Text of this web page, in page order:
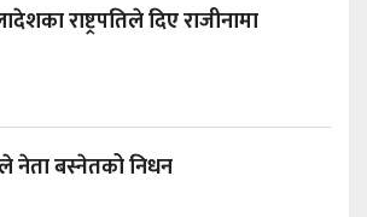
राष्ट्रपतिले दिए राजीनामा
नेता बस्नेतको निधन